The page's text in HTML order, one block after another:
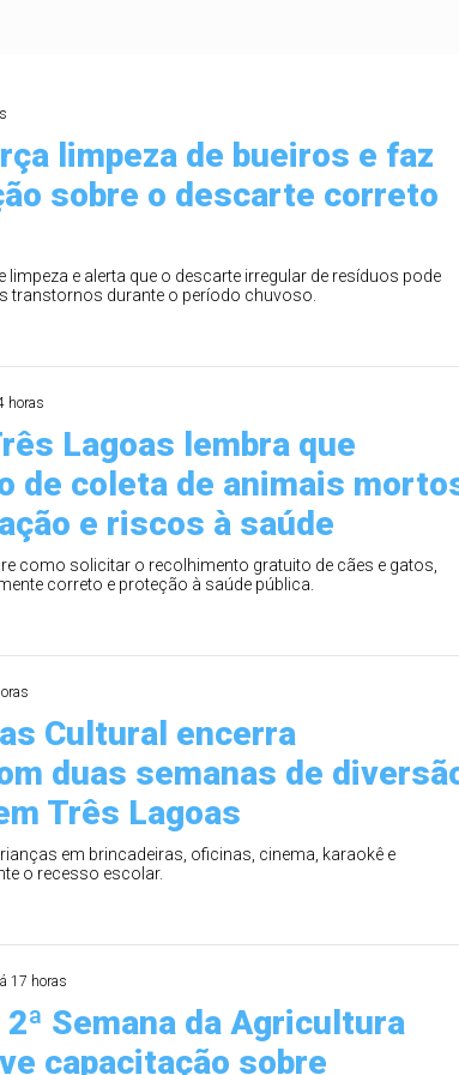
limpeza de bueiros e faz
sobre o descarte correto
limpeza e alerta que o descarte irregular de resíduos pode
transtornos durante o período chuvoso.
horas
Lagoas lembra que
de coleta de animais
e riscos à saúde
como solicitar o recolhimento gratuito de cães e gatos,
correto e proteção à saúde pública.
Cultural encerra
duas semanas de
Três Lagoas
em brincadeiras, oficinas, cinema, karaokê e
o recesso escolar.
17 horas
Semana da Agricultura
capacitação sobre